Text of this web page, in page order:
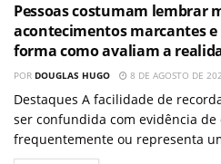
Pessoas costumam lembrar
acontecimentos marcantes e
forma como avaliam a
POR DOUGLAS HUGO 8 DE AGOSTO DE
Destaques A facilidade de
ser confundida com evidência de
frequentemente ou representa